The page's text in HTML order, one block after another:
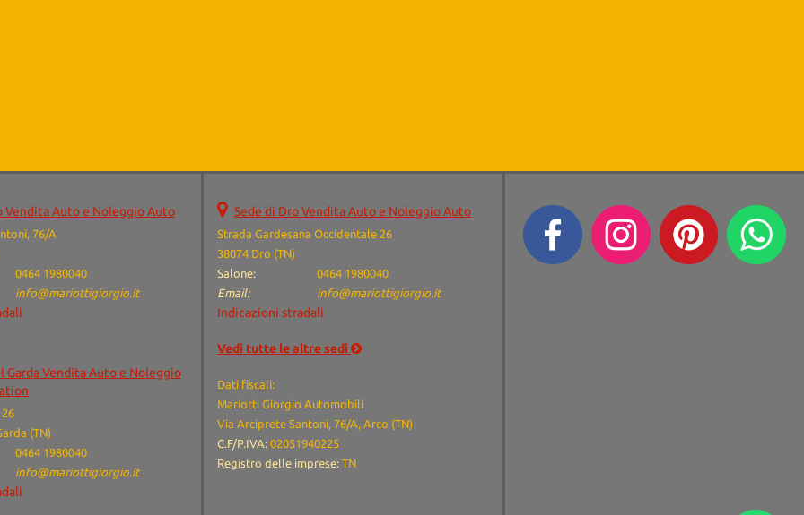
Vendita Auto e Noleggio Auto
76/A
0464 1980040
info@mariottigiorgio.it
Garda Vendita Auto e Noleggio
(TN)
0464 1980040
info@mariottigiorgio.it
Sede di Dro Vendita Auto e Noleggio Auto
Strada Gardesana Occidentale 26
38074 Dro (TN)
Salone:
0464 1980040
Email:
info@mariottigiorgio.it
Indicazioni stradali
Vedi tutte le altre sedi
Dati fiscali:
Mariotti Giorgio Automobili
Via Arciprete Santoni, 76/A, Arco (TN)
C.F/P.IVA: 02051940225
Registro delle imprese: TN